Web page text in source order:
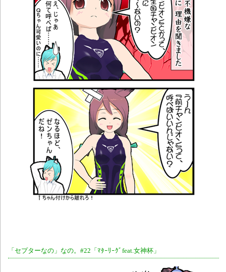
「セプターなの」なの。#22「ﾏﾀｰﾘｰｸﾞfeat.女神杯」